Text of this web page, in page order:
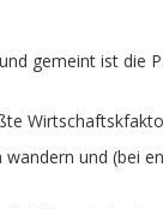
gemeint ist die
und (bei